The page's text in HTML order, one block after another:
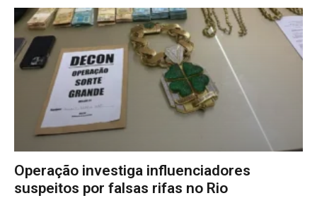
Operação investiga influenciadores
suspeitos por falsas rifas no Rio